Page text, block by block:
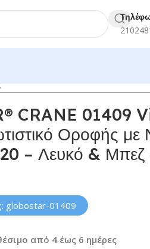
CRANE 01409
Οροφής με
– Λευκό &
globostar-01409
από 4 έως 6 ημέρες